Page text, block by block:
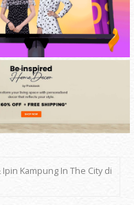
Ipin Kampung In The City di